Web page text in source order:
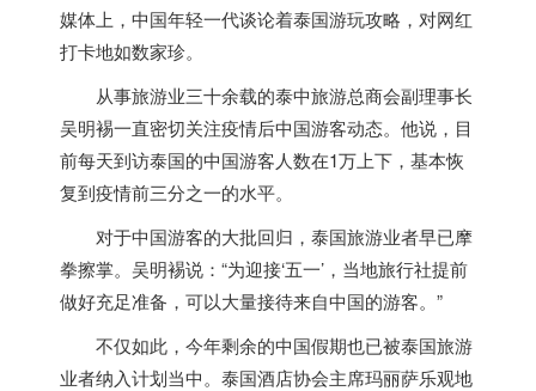
媒体上，中国年轻一代谈论着泰国游玩攻略，对网红
打卡地如数家珍。
从事旅游业三十余载的泰中旅游总商会副理事长
吴明裼一直密切关注疫情后中国游客动态。他说，目
前每天到访泰国的中国游客人数在1万上下，基本恢
复到疫情前三分之一的水平。
对于中国游客的大批回归， 泰国旅游业者早已摩
拳擦掌。吴明裼说：“为迎接‘五一’，当地旅行社提前
做好充足准备，可以大量接待来自中国的游客。”
不仅如此，今年剩余的中国假期也已被泰国旅游
业者纳入计划当中。 泰国酒店协会主席玛丽萨乐观地